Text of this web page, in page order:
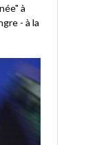
à
- à la